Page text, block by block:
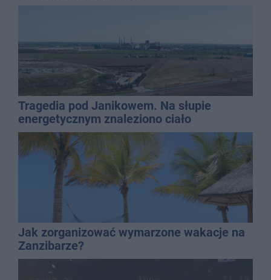
Tragedia pod Janikowem. Na słupie
energetycznym znaleziono ciało
mężczyzny
Jak zorganizować wymarzone wakacje na
Zanzibarze?